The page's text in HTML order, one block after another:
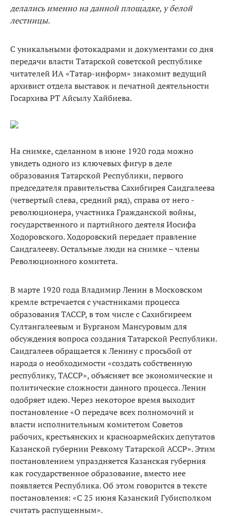
делались именно на данной площадке, у белой
лестницы.
С уникальными фотокадрами и документами со дня
передачи власти Татарской советской республике
читателей ИА «Татар-информ» знакомит ведущий
архивист отдела выставок и печатной деятельности
Госархива РТ Айсылу Хайбиева.
На снимке, сделанном в июне 1920 года можно
увидеть одного из ключевых фигур в деле
образования Татарской Республики, первого
председателя правительства Сахибгирея Саидгалеева
(четвертый слева, средний ряд), справа от него -
революционера, участника Гражданской войны,
государственного и партийного деятеля Иосифа
Ходоровского. Ходоровский передает правление
Саидгалееву. Остальные люди на снимке – члены
Революционного комитета.
В марте 1920 года Владимир Ленин в Московском
кремле встречается с участниками процесса
образования ТАССР, в том числе с Сахибгиреем
Султангалеевым и Бурганом Мансуровым для
обсуждения вопроса создания Татарской Республики.
Саидгалеев обращается к Ленину с просьбой от
народа о необходимости «создать собственную
республику, ТАССР», объясняет все экономические и
политические сложности данного процесса. Ленин
одобряет идею. Через некоторое время выходит
постановление «О передаче всех полномочий и
власти исполнительным комитетом Советов
рабочих, крестьянских и красноармейских депутатов
Казанской губернии Ревкому Татарской АССР». Этим
постановлением упраздняется Казанская губерния
как государственное образование, вместо нее
появляется Республика. Об этом говорится в тексте
постановления: «С 25 июня Казанский Губисполком
считать распущенным».